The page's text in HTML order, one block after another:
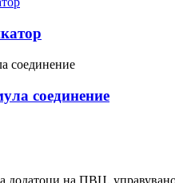
соединение